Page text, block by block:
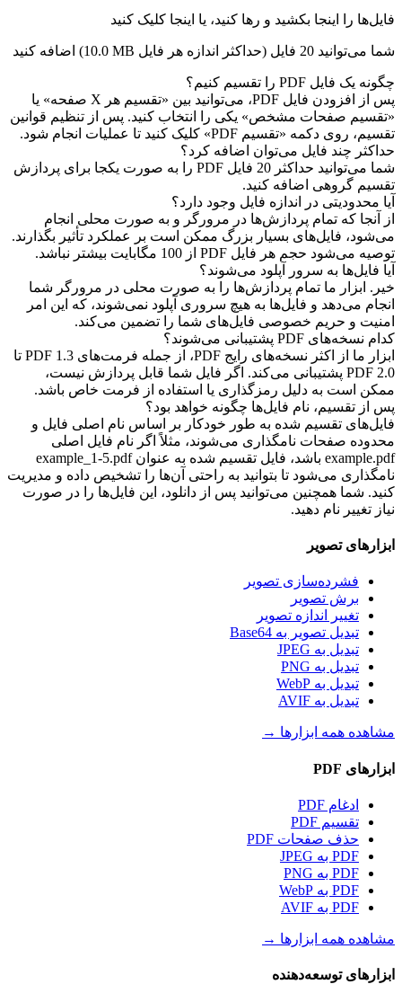
فایل‌ها را اینجا بکشید و رها کنید، یا اینجا کلیک کنید
شما می‌توانید 20 فایل (حداکثر اندازه هر فایل 10.0 MB) اضافه کنید
چگونه یک فایل PDF را تقسیم کنیم؟
پس از افزودن فایل PDF، می‌توانید بین «تقسیم هر X صفحه» یا
«تقسیم صفحات مشخص» یکی را انتخاب کنید. پس از تنظیم قوانین
تقسیم، روی دکمه «تقسیم PDF» کلیک کنید تا عملیات انجام شود.
حداکثر چند فایل می‌توان اضافه کرد؟
شما می‌توانید حداکثر 20 فایل PDF را به صورت یکجا برای پردازش
تقسیم گروهی اضافه کنید.
آیا محدودیتی در اندازه فایل وجود دارد؟
از آنجا که تمام پردازش‌ها در مرورگر و به صورت محلی انجام
می‌شود، فایل‌های بسیار بزرگ ممکن است بر عملکرد تأثیر بگذارند.
توصیه می‌شود حجم هر فایل PDF از 100 مگابایت بیشتر نباشد.
آیا فایل‌ها به سرور آپلود می‌شوند؟
خیر. ابزار ما تمام پردازش‌ها را به صورت محلی در مرورگر شما
انجام می‌دهد و فایل‌ها به هیچ سروری آپلود نمی‌شوند، که این امر
امنیت و حریم خصوصی فایل‌های شما را تضمین می‌کند.
کدام نسخه‌های PDF پشتیبانی می‌شوند؟
ابزار ما از اکثر نسخه‌های رایج PDF، از جمله فرمت‌های PDF 1.3 تا
PDF 2.0 پشتیبانی می‌کند. اگر فایل شما قابل پردازش نیست،
ممکن است به دلیل رمزگذاری یا استفاده از فرمت خاص باشد.
پس از تقسیم، نام فایل‌ها چگونه خواهد بود؟
فایل‌های تقسیم شده به طور خودکار بر اساس نام اصلی فایل و
محدوده صفحات نامگذاری می‌شوند، مثلاً اگر نام فایل اصلی
example.pdf باشد، فایل تقسیم شده به عنوان example_1-5.pdf
نامگذاری می‌شود تا بتوانید به راحتی آن‌ها را تشخیص داده و مدیریت
کنید. شما همچنین می‌توانید پس از دانلود، این فایل‌ها را در صورت
نیاز تغییر نام دهید.
ابزارهای تصویر
فشرده‌سازی تصویر
برش تصویر
تغییر اندازه تصویر
تبدیل تصویر به Base64
تبدیل به JPEG
تبدیل به PNG
تبدیل به WebP
تبدیل به AVIF
مشاهده همه ابزارها →
ابزارهای PDF
ادغام PDF
تقسیم PDF
حذف صفحات PDF
PDF به JPEG
PDF به PNG
PDF به WebP
PDF به AVIF
مشاهده همه ابزارها →
ابزارهای توسعه‌دهنده